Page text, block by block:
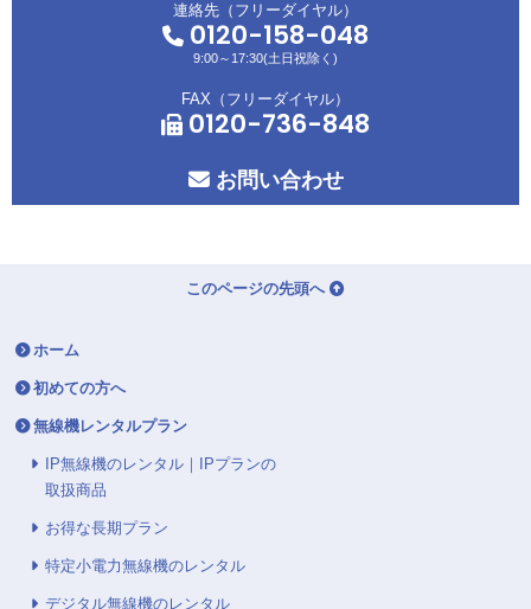
連絡先（フリーダイヤル）
0120-158-048
9:00～17:30(土日祝除く)
FAX（フリーダイヤル）
0120-736-848
お問い合わせ
このページの先頭へ
ホーム
初めての方へ
無線機レンタルプラン
IP無線機のレンタル｜IPプランの
取扱商品
お得な長期プラン
特定小電力無線機のレンタル
デジタル無線機のレンタル